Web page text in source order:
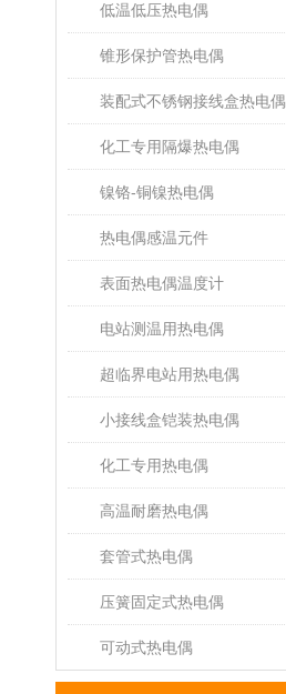
低温低压热电偶
锥形保护管热电偶
装配式不锈钢接线盒热电偶
化工专用隔爆热电偶
镍铬-铜镍热电偶
热电偶感温元件
表面热电偶温度计
电站测温用热电偶
超临界电站用热电偶
小接线盒铠装热电偶
化工专用热电偶
高温耐磨热电偶
套管式热电偶
压簧固定式热电偶
可动式热电偶